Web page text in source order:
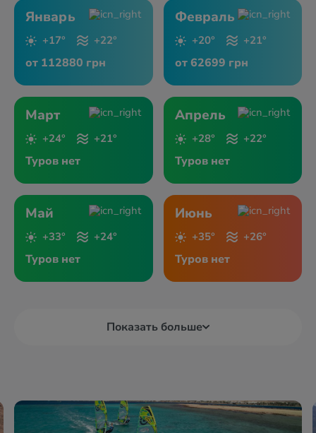
Январь
+17° +22°
от 112880 грн
Февраль
+20° +21°
от 62699 грн
Март
+24° +21°
Туров нет
Апрель
+28° +22°
Туров нет
Май
+33° +24°
Туров нет
Июнь
+35° +26°
Туров нет
Показать больше